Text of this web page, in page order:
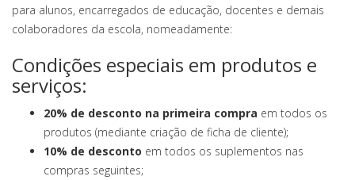
para alunos, encarregados de educação, docentes e demais
colaboradores da escola, nomeadamente:
Condições especiais em produtos e
serviços:
20% de desconto na primeira compra em todos os
produtos (mediante criação de ficha de cliente);
10% de desconto em todos os suplementos nas
compras seguintes;